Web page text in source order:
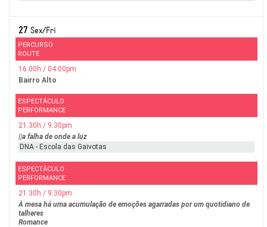
27 Sex/Fri
PERCURSO
ROUTE
16.00h / 04.00pm
Bairro Alto
ESPECTÁCULO
PERFORMANCE
21.30h / 9.30pm
||a falha de onde a luz
DNA - Escola das Gaivotas
ESPECTÁCULO
PERFORMANCE
21.30h / 9.30pm
À mesa há uma acumulação de emoções agarradas por um quotidiano de
talheres
Romance